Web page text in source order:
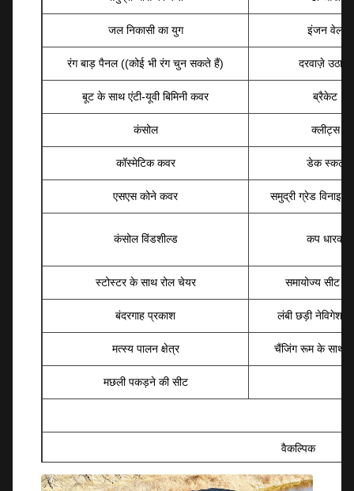
जल निकासी का युग इंजन वेल
रंग बाड़ पैनल ((कोई भी रंग चुन सकते हैं) दरवाज़े उठाओ
बूट के साथ एंटी-यूवी बिमिनी कवर ब्रैकेट
कंसोल क्लीट्स
कॉस्मेटिक कवर डेक स्कर्ट
एसएस कोने कवर समुद्री ग्रेड विनाइल
कंसोल विंडशील्ड कप धारक
स्टोस्टर के साथ रोल चेयर समायोज्य सीट
बंदरगाह प्रकाश लंबी छड़ी नेविगेशन
मत्स्य पालन क्षेत्र चैंजिंग रूम के साथ
मछली पकड़ने की सीट
वैकल्पिक
ट्रेलर मैकेनिकल